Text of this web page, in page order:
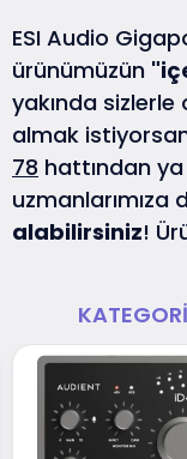
ESI Audio
ürünümüzün
yakında sizlerle
almak
78 hattından
uzmanlarımıza
alabilirsiniz!